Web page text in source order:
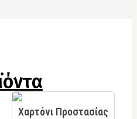
Χαρτόνι Προστασίας